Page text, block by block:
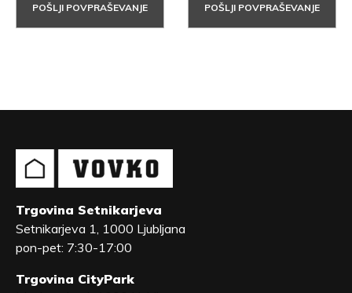
POŠLJI POVPRAŠEVANJE POŠLJI POVPRAŠEVANJE
Trgovina Setnikarjeva
Setnikarjeva 1, 1000 Ljubljana
pon-pet: 7:30-17:00
Trgovina CityPark